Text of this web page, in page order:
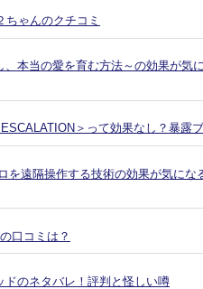
ゃんのクチコミ
本当の愛を育む方法～の効果が気
＞って効果なし？暴露
を遠隔操作する技術の効果が気にな
口コミは？
のネタバレ！評判と怪しい噂